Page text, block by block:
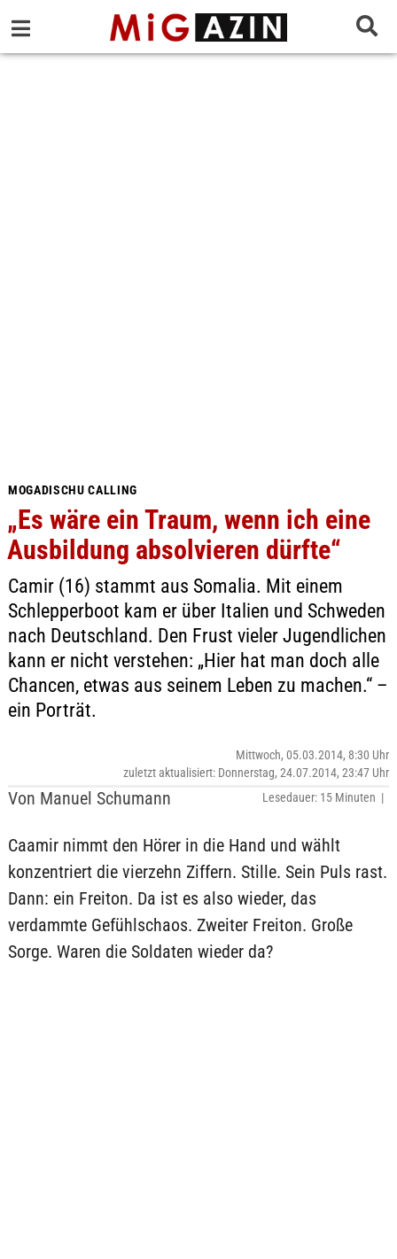
MOGADISCHU CALLING
„Es wäre ein Traum, wenn ich eine
Ausbildung absolvieren dürfte“
Camir (16) stammt aus Somalia. Mit einem
Schlepperboot kam er über Italien und Schweden
nach Deutschland. Den Frust vieler Jugendlichen
kann er nicht verstehen: „Hier hat man doch alle
Chancen, etwas aus seinem Leben zu machen.“ –
ein Porträt.
Von Manuel Schumann
Mittwoch, 05.03.2014, 8:30 Uhr
zuletzt aktualisiert: Donnerstag, 24.07.2014, 23:47 Uhr
Lesedauer: 15 Minuten |
Caamir nimmt den Hörer in die Hand und wählt
konzentriert die vierzehn Ziffern. Stille. Sein Puls rast.
Dann: ein Freiton. Da ist es also wieder, das
verdammte Gefühlschaos. Zweiter Freiton. Große
Sorge. Waren die Soldaten wieder da?